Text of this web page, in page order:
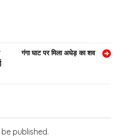
गंगा घाट पर मिला अधेड़ का शव
published.